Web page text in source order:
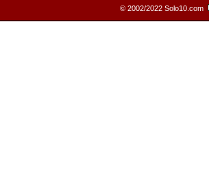
© 2002/2022 Solo10.com